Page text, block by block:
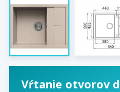
Vŕtanie otvorov